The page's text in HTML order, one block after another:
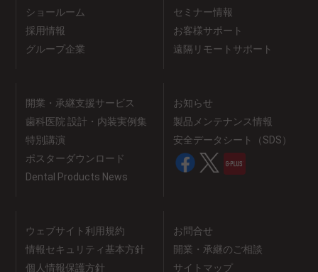
ショールーム
採用情報
グループ企業
セミナー情報
お客様サポート
遠隔リモートサポート
開業・承継支援サービス
歯科医院 設計・内装実例集
特別講演
ポスターダウンロード
Dental Products News
お知らせ
製品メンテナンス情報
安全データシート（SDS）
ウェブサイト利用規約
情報セキュリティ基本方針
個人情報保護方針
お問合せ
開業・承継のご相談
サイトマップ